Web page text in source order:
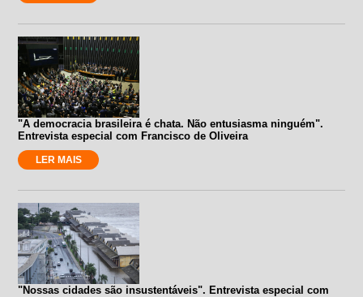
"A democracia brasileira é chata. Não entusiasma ninguém".
Entrevista especial com Francisco de Oliveira
LER MAIS
"Nossas cidades são insustentáveis". Entrevista especial com